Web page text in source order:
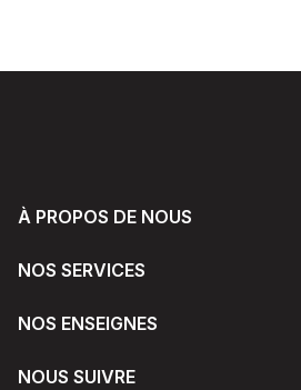
À PROPOS DE NOUS
NOS SERVICES
NOS ENSEIGNES
NOUS SUIVRE